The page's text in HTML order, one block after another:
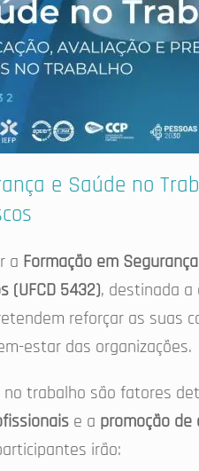
e Saúde no
a Formação em
(UFCD 5432), destinada a
reforçar as suas
estar das organizações.
no trabalho são fatores
e a promoção
irão: